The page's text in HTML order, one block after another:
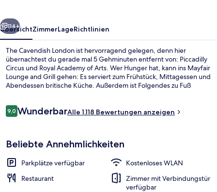
Weiter
114+
ÜbersichtZimmerLageRichtlinien
The Cavendish London ist hervorragend gelegen, denn hier
übernachtest du gerade mal 5 Gehminuten entfernt von: Piccadilly
Circus und Royal Academy of Arts. Wer Hunger hat, kann ins Mayfair
Lounge and Grill gehen: Es serviert zum Frühstück, Mittagessen und
Abendessen britische Küche. Außerdem ist Folgendes zu Fuß
Sightseeing und die Nähe zu öffentlichen Verkehrsmitteln: Die U-
Bewertungen
9,09,0 von 10.
WunderbarAlle 1.118 Bewertungen anzeigen
Beliebte Annehmlichkeiten
Parkplätze verfügbar
Kostenloses WLAN
Restaurant
Zimmer mit Verbindungstür
verfügbar